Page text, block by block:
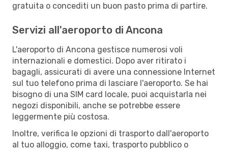
gratuita o concediti un buon pasto prima di partire.
Servizi all'aeroporto di Ancona
L'aeroporto di Ancona gestisce numerosi voli
internazionali e domestici. Dopo aver ritirato i
bagagli, assicurati di avere una connessione Internet
sul tuo telefono prima di lasciare l'aeroporto. Se hai
bisogno di una SIM card locale, puoi acquistarla nei
negozi disponibili, anche se potrebbe essere
leggermente più costosa.
Inoltre, verifica le opzioni di trasporto dall'aeroporto
al tuo alloggio, come taxi, trasporto pubblico o